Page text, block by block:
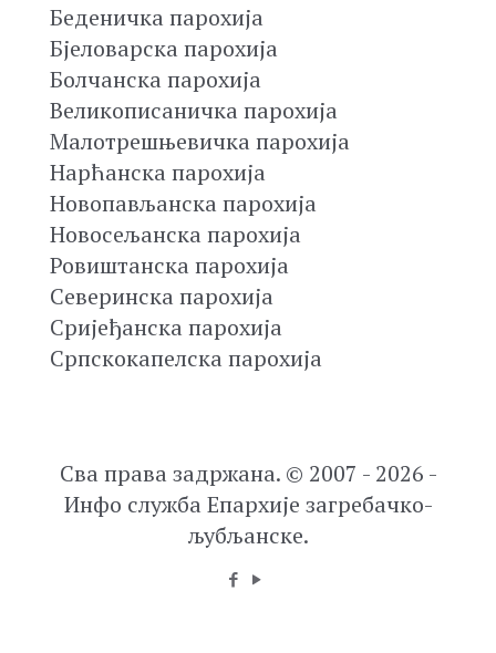
Беденичка парохија
Бјеловарска парохија
Болчанска парохија
Великописаничка парохија
Малотрешњевичка парохија
Нарћанска парохија
Новопављанска парохија
Новосељанска парохија
Ровиштанска парохија
Северинска парохија
Сријеђанска парохија
Српскокапелска парохија
Сва права задржана. © 2007 - 2026 -
Инфо служба Епархије загребачко-
љубљанске.